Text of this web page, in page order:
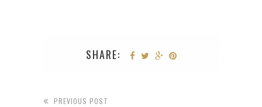
SHARE:
PREVIOUS POST